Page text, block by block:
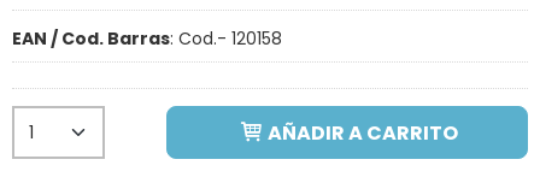
EAN / Cod. Barras: Cod.- 120158
AÑADIR A CARRITO